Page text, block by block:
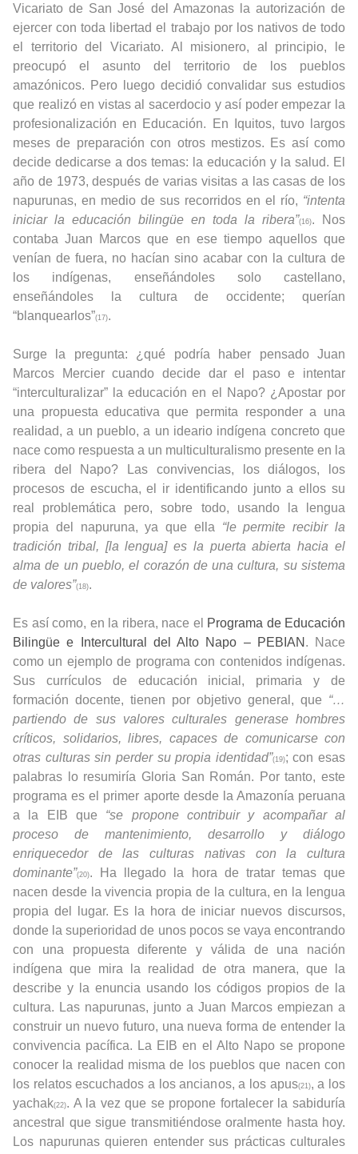
Vicariato de San José del Amazonas la autorización de
ejercer con toda libertad el trabajo por los nativos de todo
el territorio del Vicariato. Al misionero, al principio, le
preocupó el asunto del territorio de los pueblos
amazónicos. Pero luego decidió convalidar sus estudios
que realizó en vistas al sacerdocio y así poder empezar la
profesionalización en Educación. En Iquitos, tuvo largos
meses de preparación con otros mestizos. Es así como
decide dedicarse a dos temas: la educación y la salud. El
año de 1973, después de varias visitas a las casas de los
napurunas, en medio de sus recorridos en el río, “intenta
iniciar la educación bilingüe en toda la ribera”(16). Nos
contaba Juan Marcos que en ese tiempo aquellos que
venían de fuera, no hacían sino acabar con la cultura de
los indígenas, enseñándoles solo castellano,
enseñándoles la cultura de occidente; querían
“blanquearlos”(17).
Surge la pregunta: ¿qué podría haber pensado Juan
Marcos Mercier cuando decide dar el paso e intentar
“interculturalizar” la educación en el Napo? ¿Apostar por
una propuesta educativa que permita responder a una
realidad, a un pueblo, a un ideario indígena concreto que
nace como respuesta a un multiculturalismo presente en la
ribera del Napo? Las convivencias, los diálogos, los
procesos de escucha, el ir identificando junto a ellos su
real problemática pero, sobre todo, usando la lengua
propia del napuruna, ya que ella “le permite recibir la
tradición tribal, [la lengua] es la puerta abierta hacia el
alma de un pueblo, el corazón de una cultura, su sistema
de valores”(18).
Es así como, en la ribera, nace el
Programa de Educación
Bilingüe e Intercultural del Alto Napo – PEBIAN . Nace
como un ejemplo de programa con contenidos indígenas.
Sus currículos de educación inicial, primaria y de
formación docente, tienen por objetivo general, que “…
partiendo de sus valores culturales generase hombres
críticos, solidarios, libres, capaces de comunicarse con
otras culturas sin perder su propia identidad”(19); con esas
palabras lo resumiría Gloria San Román. Por tanto, este
programa es el primer aporte desde la Amazonía peruana
a la EIB que “se propone contribuir y acompañar al
proceso de mantenimiento, desarrollo y diálogo
enriquecedor de las culturas nativas con la cultura
dominante”(20). Ha llegado la hora de tratar temas que
nacen desde la vivencia propia de la cultura, en la lengua
propia del lugar. Es la hora de iniciar nuevos discursos,
donde la superioridad de unos pocos se vaya encontrando
con una propuesta diferente y válida de una nación
indígena que mira la realidad de otra manera, que la
describe y la enuncia usando los códigos propios de la
cultura. Las napurunas, junto a Juan Marcos empiezan a
construir un nuevo futuro, una nueva forma de entender la
convivencia pacífica. La EIB en el Alto Napo se propone
conocer la realidad misma de los pueblos que nacen con
los relatos escuchados a los ancianos, a los apus(21), a los
yachak(22). A la vez que se propone fortalecer la sabiduría
ancestral que sigue transmitiéndose oralmente hasta hoy.
Los napurunas quieren entender sus prácticas culturales